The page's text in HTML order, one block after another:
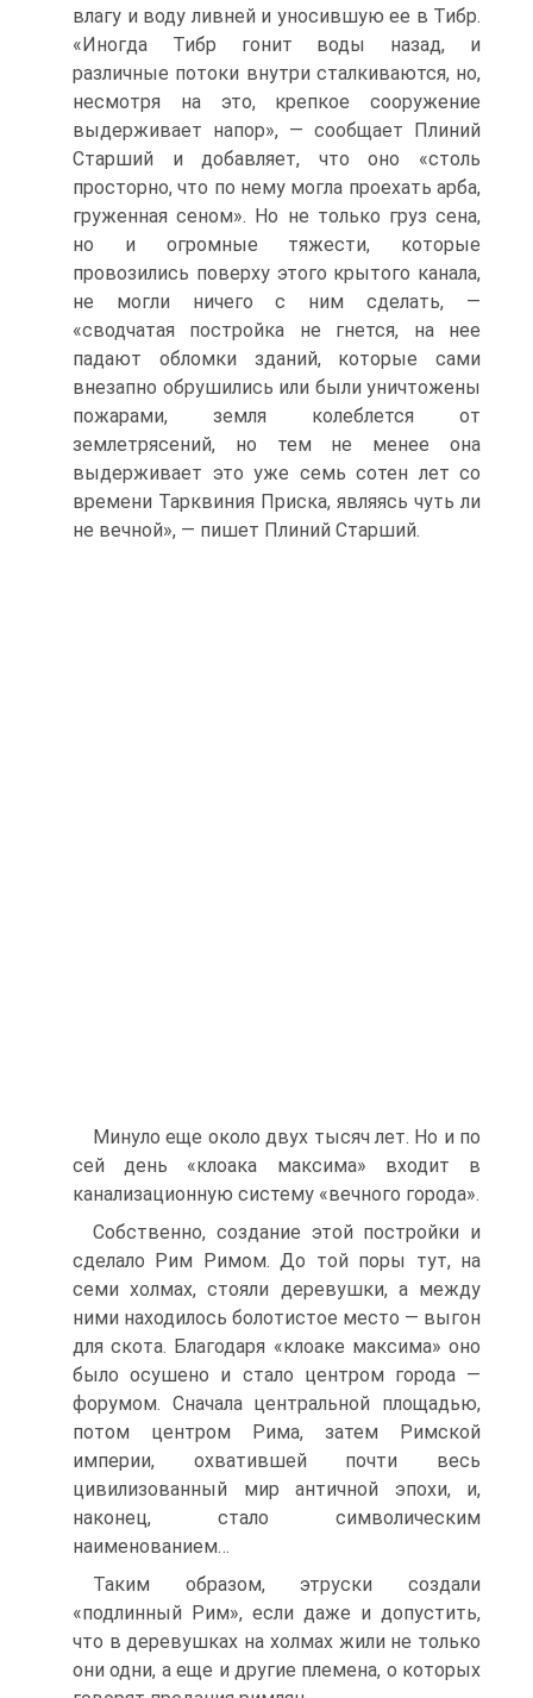
влагу и воду ливней и уносившую ее в Тибр.
«Иногда Тибр гонит воды назад, и
различные потоки внутри сталкиваются, но,
несмотря на это, крепкое сооружение
выдерживает напор», — сообщает Плиний
Старший и добавляет, что оно «столь
просторно, что по нему могла проехать арба,
груженная сеном». Но не только груз сена,
но и огромные тяжести, которые
провозились поверху этого крытого канала,
не могли ничего с ним сделать, —
«сводчатая постройка не гнется, на нее
падают обломки зданий, которые сами
внезапно обрушились или были уничтожены
пожарами, земля колеблется от
землетрясений, но тем не менее она
выдерживает это уже семь сотен лет со
времени Тарквиния Приска, являясь чуть ли
не вечной», — пишет Плиний Старший.
Минуло еще около двух тысяч лет. Но и по
сей день «клоака максима» входит в
канализационную систему «вечного города».
Собственно, создание этой постройки и
сделало Рим Римом. До той поры тут, на
семи холмах, стояли деревушки, а между
ними находилось болотистое место — выгон
для скота. Благодаря «клоаке максима» оно
было осушено и стало центром города —
форумом. Сначала центральной площадью,
потом центром Рима, затем Римской
империи, охватившей почти весь
цивилизованный мир античной эпохи, и,
наконец, стало символическим
наименованием…
Таким образом, этруски создали
«подлинный Рим», если даже и допустить,
что в деревушках на холмах жили не только
они одни, а еще и другие племена, о которых